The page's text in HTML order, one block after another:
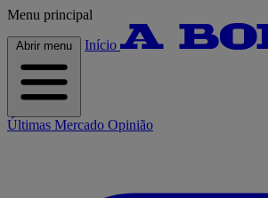
Menu principal
Abrir menu Início
Últimas Mercado Opinião